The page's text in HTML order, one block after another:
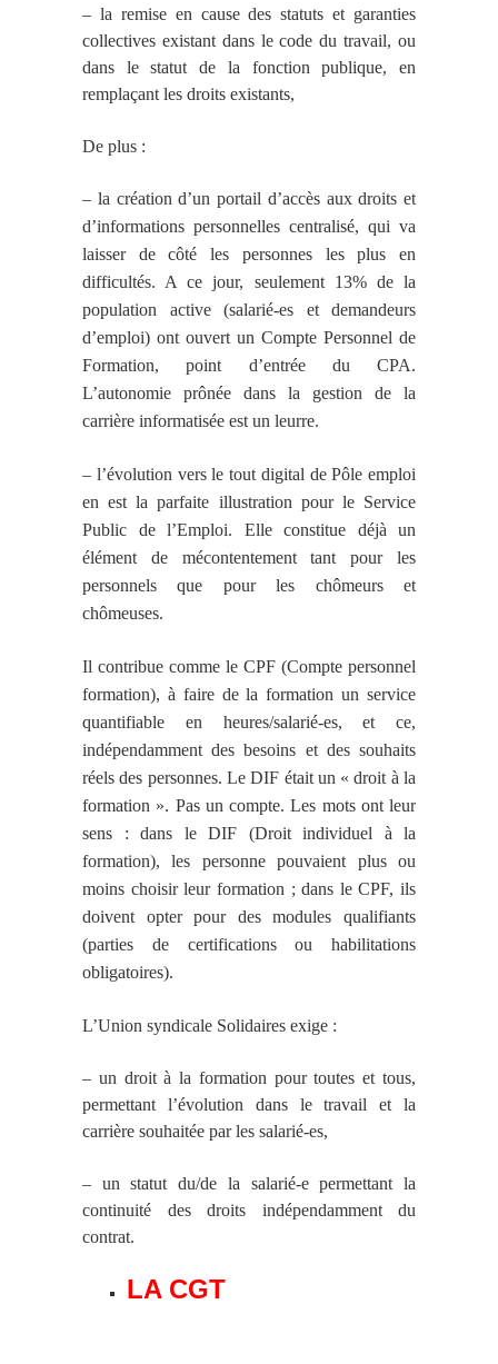
– la remise en cause des statuts et garanties
collectives existant dans le code du travail, ou
dans le statut de la fonction publique, en
remplaçant les droits existants,
De plus :
– la création d’un portail d’accès aux droits et
d’informations personnelles centralisé, qui va
laisser de côté les personnes les plus en
difficultés. A ce jour, seulement 13% de la
population active (salarié-es et demandeurs
d’emploi) ont ouvert un Compte Personnel de
Formation, point d’entrée du CPA.
L’autonomie prônée dans la gestion de la
carrière informatisée est un leurre.
– l’évolution vers le tout digital de Pôle emploi
en est la parfaite illustration pour le Service
Public de l’Emploi. Elle constitue déjà un
élément de mécontentement tant pour les
personnels que pour les chômeurs et
chômeuses.
Il contribue comme le CPF (Compte personnel
formation), à faire de la formation un service
quantifiable en heures/salarié-es, et ce,
indépendamment des besoins et des souhaits
réels des personnes. Le DIF était un « droit à la
formation ». Pas un compte. Les mots ont leur
sens : dans le DIF (Droit individuel à la
formation), les personne pouvaient plus ou
moins choisir leur formation ; dans le CPF, ils
doivent opter pour des modules qualifiants
(parties de certifications ou habilitations
obligatoires).
L’Union syndicale Solidaires exige :
– un droit à la formation pour toutes et tous,
permettant l’évolution dans le travail et la
carrière souhaitée par les salarié-es,
– un statut du/de la salarié-e permettant la
continuité des droits indépendamment du
contrat.
LA CGT